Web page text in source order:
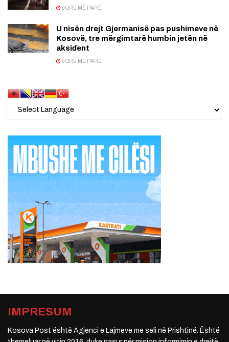
9 ORË MË PARË
U nisën drejt Gjermanisë pas pushimeve në
Kosovë, tre mërgimtarë humbin jetën në
aksiďent
9 ORË MË PARË
IMPRESUM
Kosova Post është Agjenci e Lajmeve me seli në Prishtinë. Është